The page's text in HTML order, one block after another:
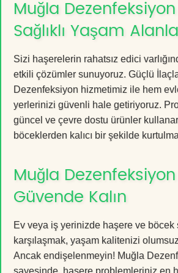
Muğla
Sağlıklı Yaşam
Sizi haşerelerin rahatsız edici
etkili çözümler sunuyoruz. Güçlü
Dezenfeksiyon hizmetimiz ile hem
yerlerinizi güvenli hale getiriyoruz.
güncel ve çevre dostu ürünler
böceklerden kalıcı bir şekilde
Muğla
Güvende Kalın
Ev veya iş yerinizde haşere ve böcek
karşılaşmak, yaşam kalitenizi
Ancak endişelenmeyin! Muğla
sayesinde, haşere problemleriniz en